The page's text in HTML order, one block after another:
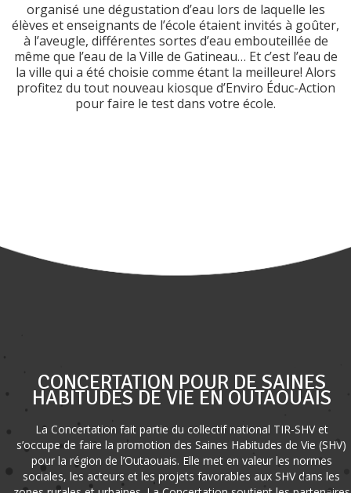
organisé une dégustation d’eau lors de laquelle les
élèves et enseignants de l’école étaient invités à goûter,
à l’aveugle, différentes sortes d’eau embouteillée de
même que l’eau de la Ville de Gatineau… Et c’est l’eau de
la ville qui a été choisie comme étant la meilleure! Alors
profitez du tout nouveau kiosque d’Enviro Éduc-Action
pour faire le test dans votre école.
CONCERTATION POUR DE SAINES
HABITUDES DE VIE EN OUTAOUAIS
La Concertation fait partie du collectif national TIR-SHV et
s’occupe de faire la promotion des Saines Habitudes de Vie (SHV)
pour la région de l’Outaouais. Elle met en valeur les normes
sociales, les acteurs et les projets favorables aux SHV dans les